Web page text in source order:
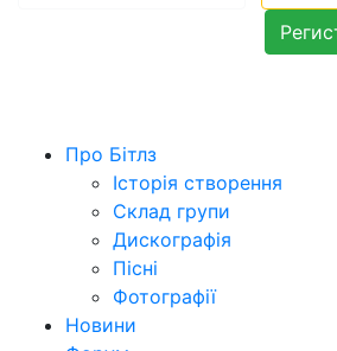
Про Бітлз
Історія створення
Склад групи
Дискографія
Пісні
Фотографії
Новини